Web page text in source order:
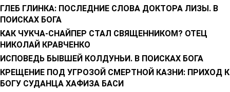
ГЛЕБ ГЛИНКА: ПОСЛЕДНИЕ СЛОВА ДОКТОРА ЛИЗЫ. В
ПОИСКАХ БОГА
КАК ЧУКЧА-СНАЙПЕР СТАЛ СВЯЩЕННИКОМ? ОТЕЦ
НИКОЛАЙ КРАВЧЕНКО
ИСПОВЕДЬ БЫВШЕЙ КОЛДУНЬИ. В ПОИСКАХ БОГА
КРЕЩЕНИЕ ПОД УГРОЗОЙ СМЕРТНОЙ КАЗНИ: ПРИХОД К
БОГУ СУДАНЦА ХАФИЗА БАСИ